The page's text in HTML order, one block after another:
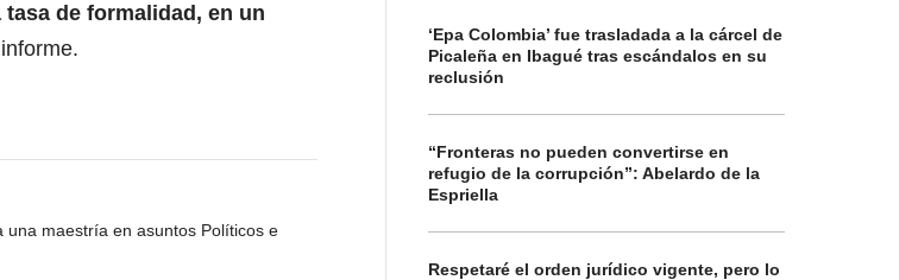
de formalidad, en un
una maestría en asuntos Políticos e
‘Epa Colombia’ fue trasladada a la cárcel de
Picaleña en Ibagué tras escándalos en su
reclusión
“Fronteras no pueden convertirse en
refugio de la corrupción”: Abelardo de la
Espriella
Respetaré el orden jurídico vigente, pero lo